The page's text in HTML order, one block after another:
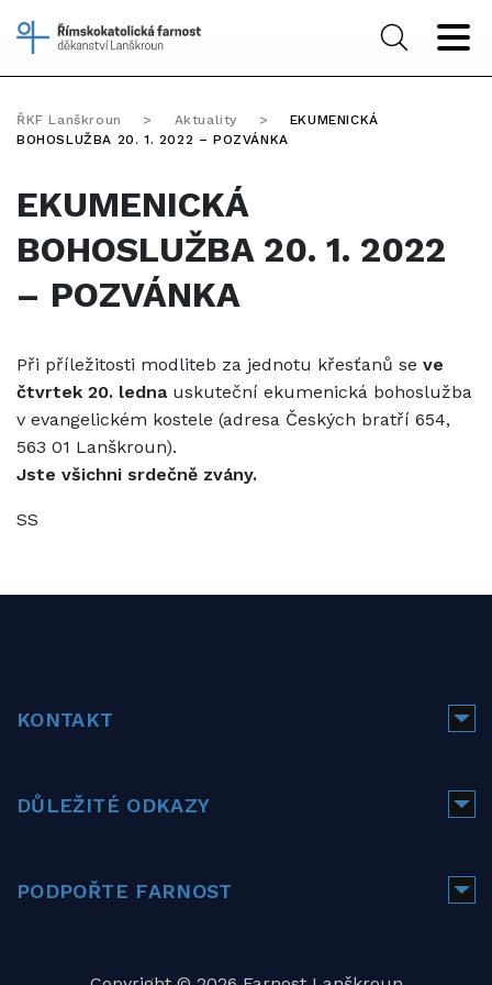
ŘKF Lanškroun > Aktuality >
EKUMENICKÁ
BOHOSLUŽBA 20. 1. 2022 – POZVÁNKA
EKUMENICKÁ
BOHOSLUŽBA 20. 1. 2022
– POZVÁNKA
Při příležitosti modliteb za jednotu křesťanů se ve
čtvrtek 20. lednauskuteční ekumenická bohoslužba
v evangelickém kostele (adresa Českých bratří 654,
563 01 Lanškroun).
Jste všichni srdečně zvány.
SS
KONTAKT
DŮLEŽITÉ ODKAZY
PODPOŘTE FARNOST